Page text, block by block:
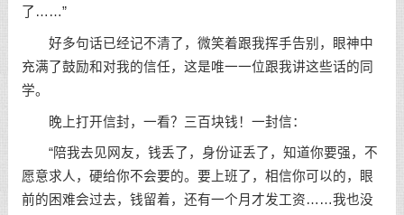
了……”
好多句话已经记不清了，微笑着跟我挥手告别，眼神中
充满了鼓励和对我的信任，这是唯一一位跟我讲这些话的同
学。
晚上打开信封，一看？三百块钱！一封信：
“陪我去见网友，钱丢了，身份证丢了，知道你要强，不
愿意求人，硬给你不会要的。要上班了，相信你可以的，眼
前的困难会过去，钱留着，还有一个月才发工资……我也没